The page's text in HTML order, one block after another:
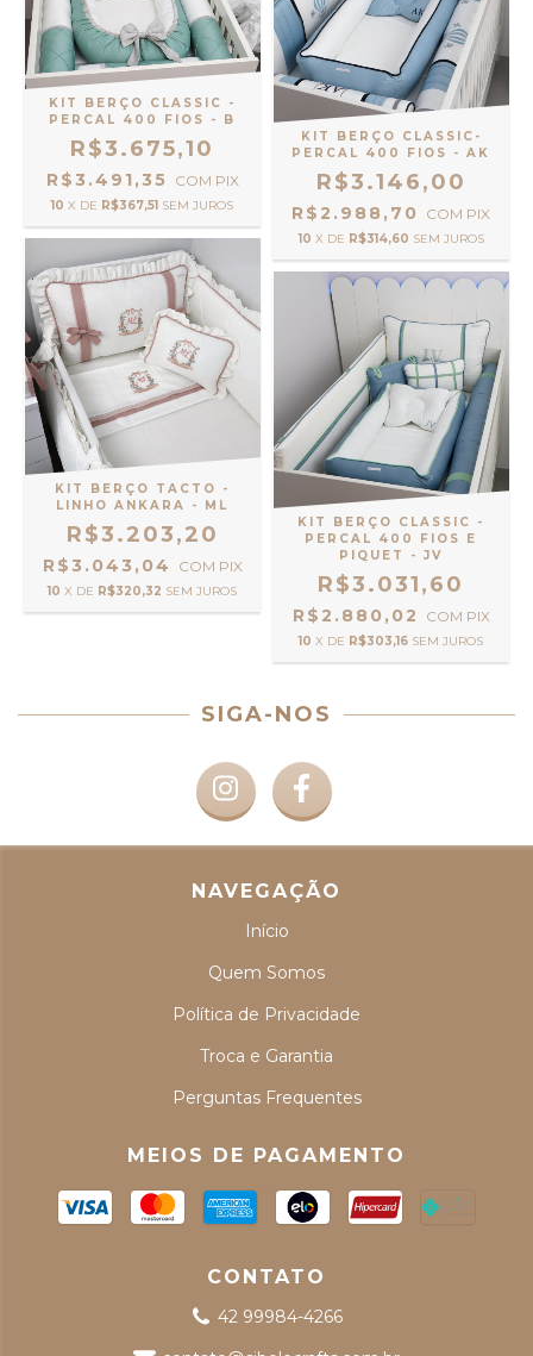
KIT BERÇO CLASSIC -
PERCAL 400 FIOS - B
R$3.675,10
R$3.491,35 COM PIX
10 X DE R$367,51 SEM JUROS
KIT BERÇO CLASSIC-
PERCAL 400 FIOS - AK
R$3.146,00
R$2.988,70 COM PIX
10 X DE R$314,60 SEM JUROS
KIT BERÇO TACTO -
LINHO ANKARA - ML
R$3.203,20
R$3.043,04 COM PIX
10 X DE R$320,32 SEM JUROS
KIT BERÇO CLASSIC -
PERCAL 400 FIOS E
PIQUET - JV
R$3.031,60
R$2.880,02 COM PIX
10 X DE R$303,16 SEM JUROS
SIGA-NOS
NAVEGAÇÃO
Início
Quem Somos
Política de Privacidade
Troca e Garantia
Perguntas Frequentes
MEIOS DE PAGAMENTO
CONTATO
42 99984-4266